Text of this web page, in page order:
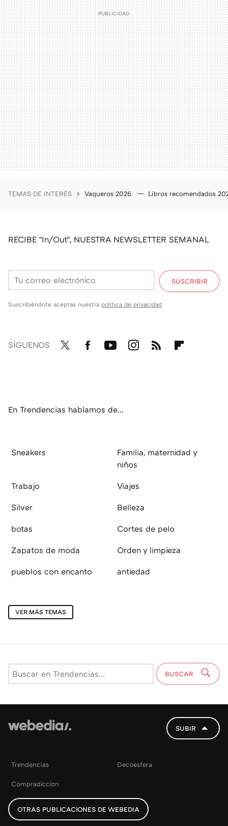
TEMAS DE INTERÉS Vaqueros 2026 Libros recomendados
RECIBE "In/Out", NUESTRA NEWSLETTER SEMANAL
SUSCRIBIR
Suscribiéndote aceptas nuestra política de privacidad
SÍGUENOS
En Trendencias hablamos de...
Sneakers
Familia, maternidad y
niños
Trabajo Viajes
Silver Belleza
botas Cortes de pelo
Zapatos de moda Orden y limpieza
pueblos con encanto antiedad
VER MÁS TEMAS
BUSCAR
SUBIR
Trendencias Decoesfera
Compradiccion
OTRAS PUBLICACIONES DE WEBEDIA